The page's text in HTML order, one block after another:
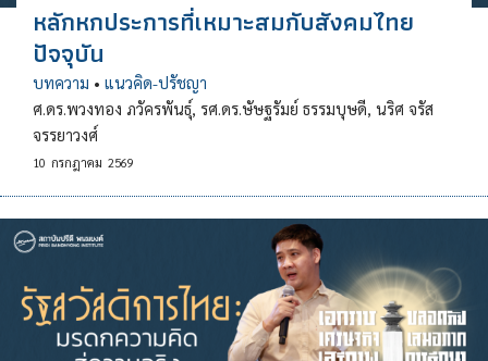
หลักหกประการที่เหมาะสมกับสังคมไทย
ปัจจุบัน
บทความ • แนวคิด-ปรัชญา
ศ.ดร.พวงทอง ภวัครพันธุ์, รศ.ดร.ษัษฐรัมย์ ธรรมบุษดี, นริศ จรัส
จรรยาวงศ์
10 กรกฎาคม 2569